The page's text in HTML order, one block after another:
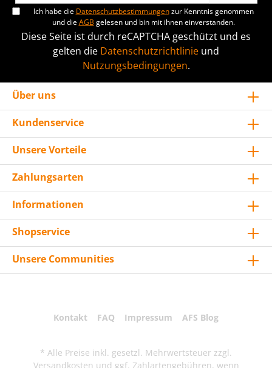
Ich habe die Datenschutzbestimmungenzur Kenntnis genommen
und dieAGB gelesen und bin mit ihnen einverstanden.
Diese Seite ist durch reCAPTCHA geschützt und es
gelten die Datenschutzrichtlinie und
Nutzungsbedingungen.
Über uns
Kundenservice
Unsere Vorteile
Zahlungsarten
Informationen
Shopservice
Unsere Communities
Kontakt FAQ Impressum AFS Blog
* Alle Preise inkl. gesetzl. Mehrwertsteuer zzgl.
Versandkosten und ggf. Zahlartengebühren, wenn